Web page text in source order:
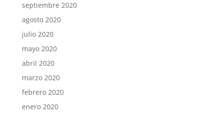
septiembre 2020
agosto 2020
julio 2020
mayo 2020
abril 2020
marzo 2020
febrero 2020
enero 2020